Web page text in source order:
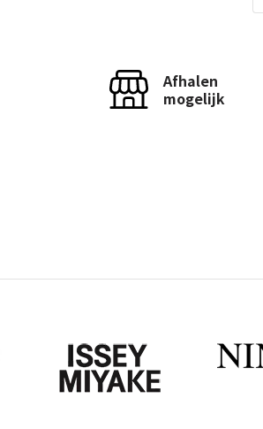
Afhalen
mogelijk